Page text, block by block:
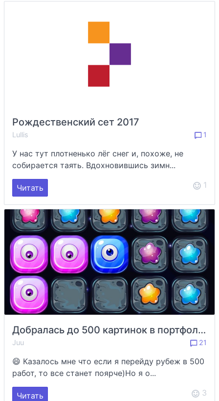
Рождественский сет 2017
Lullis 1
У нас тут плотненько лёг снег и, похоже, не
собирается таять. Вдохновившись зимн...
Читать 1
Добралась до 500 картинок в портфолио на шаттере))))
Juu 21
😄 Казалось мне что если я перейду рубеж в 500
работ, то все станет поярче)Но я о...
Читать 3